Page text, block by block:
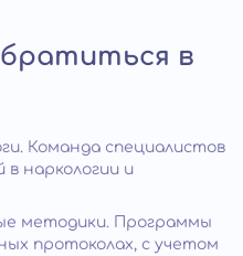
в
Команда специалистов
наркологии и
методики. Программы
протоколах, с учетом